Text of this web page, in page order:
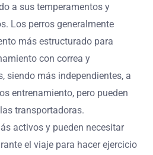
a sus temperamentos y
Los perros generalmente
más estructurado para
con correa y
siendo más independientes, a
entrenamiento, pero pueden
transportadoras.
activos y pueden necesitar
el viaje para hacer ejercicio